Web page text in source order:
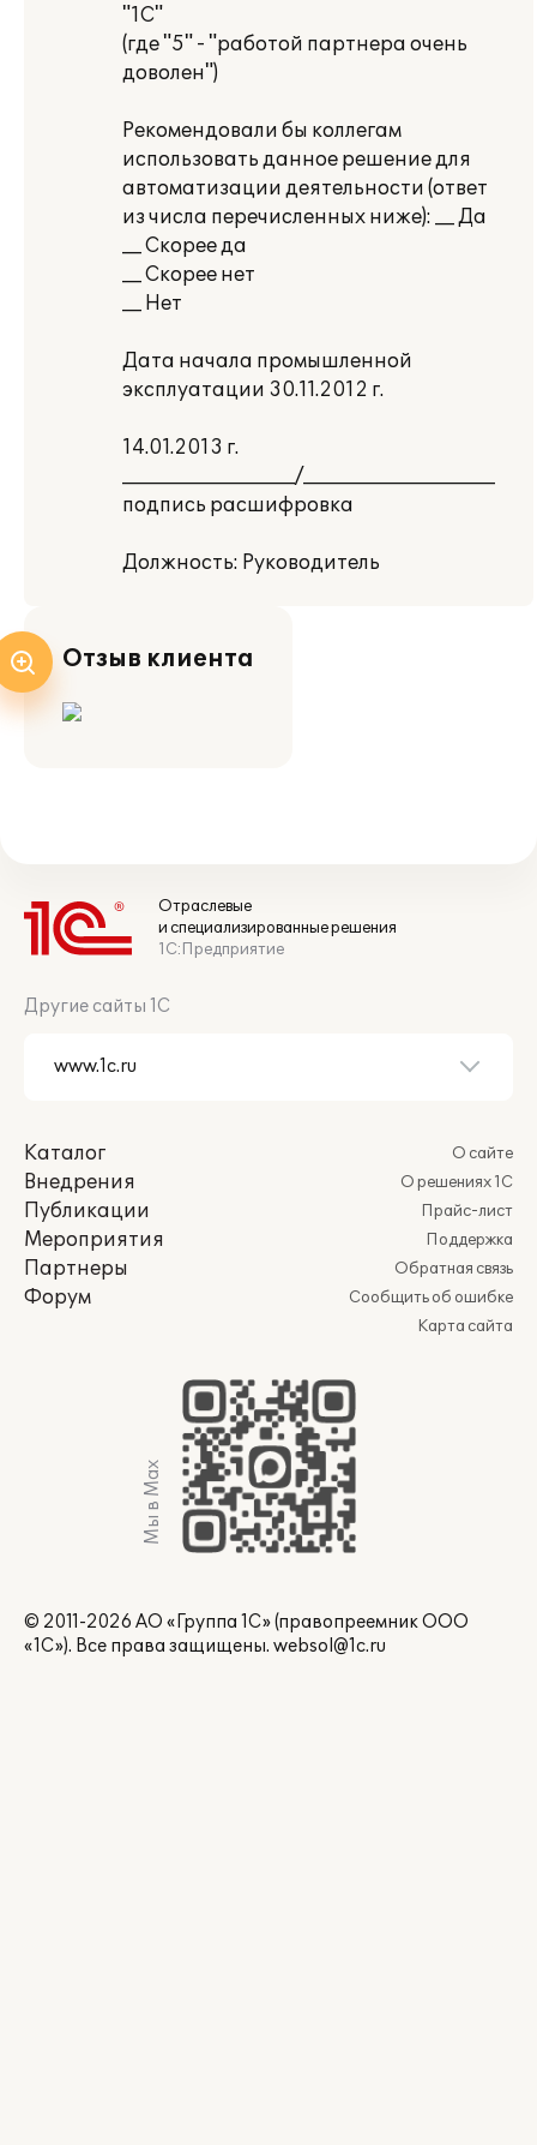
"1С"
(где "5" - "работой партнера очень
доволен")
Рекомендовали бы коллегам
использовать данное решение для
автоматизации деятельности (ответ
из числа перечисленных ниже): __ Да
__ Скорее да
__ Скорее нет
__ Нет
Дата начала промышленной
эксплуатации 30.11.2012 г.
14.01.2013 г.
__________________/____________________
подпись расшифровка
Должность: Руководитель
Отзыв клиента
Отраслевые
и специализированные решения
1С:Предприятие
Другие сайты 1С
Каталог
Внедрения
Публикации
Мероприятия
Партнеры
Форум
О сайте
О решениях 1С
Прайс-лист
Поддержка
Обратная связь
Сообщить об ошибке
Карта сайта
Мы в Max
© 2011-2026 АО «Группа 1С» (правопреемник ООО
«1С»). Все права защищены. websol@1c.ru